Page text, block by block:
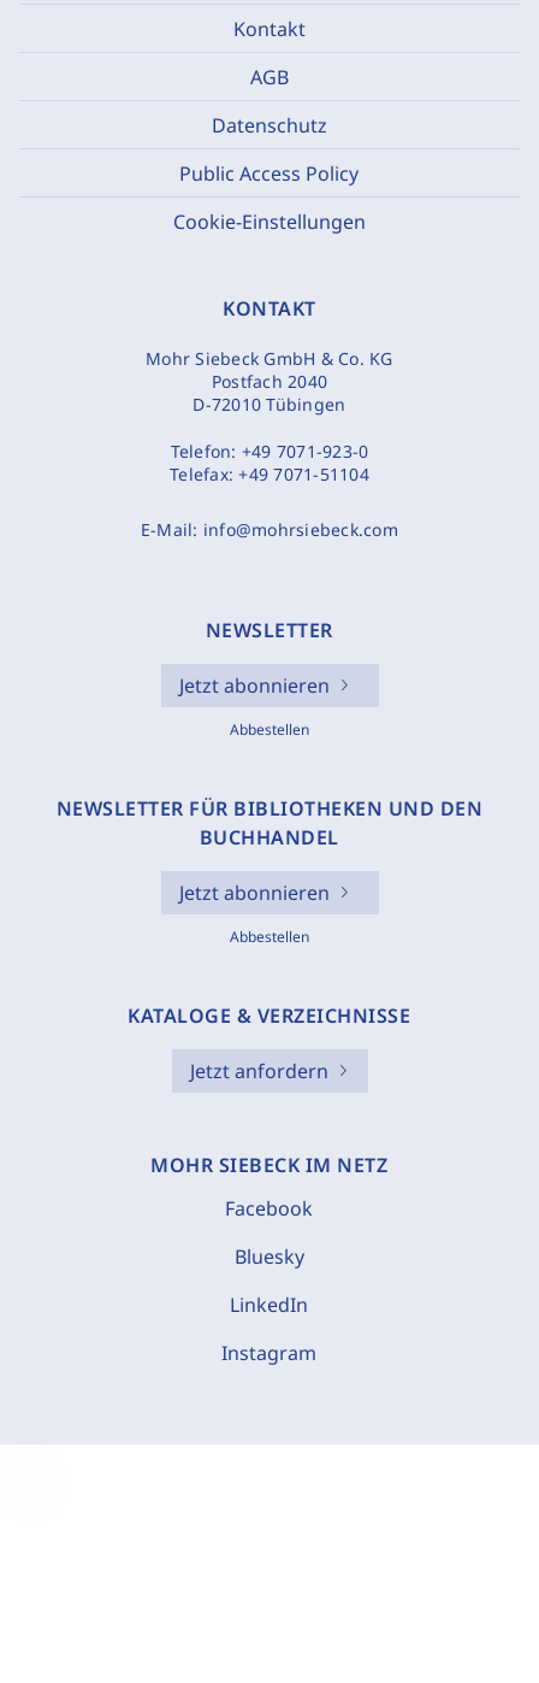
Kontakt
AGB
Datenschutz
Public Access Policy
Cookie-Einstellungen
KONTAKT
Mohr Siebeck GmbH & Co. KG
Postfach 2040
D-72010 Tübingen
Telefon: +49 7071-923-0
Telefax:+49 7071-51104
E-Mail: info@mohrsiebeck.com
NEWSLETTER
Jetzt abonnieren
Abbestellen
NEWSLETTER FÜR BIBLIOTHEKEN UND DEN
BUCHHANDEL
Jetzt abonnieren
Abbestellen
KATALOGE & VERZEICHNISSE
Jetzt anfordern
MOHR SIEBECK IM NETZ
Facebook
Bluesky
LinkedIn
Instagram